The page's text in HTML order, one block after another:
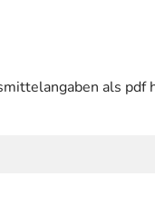
als pdf